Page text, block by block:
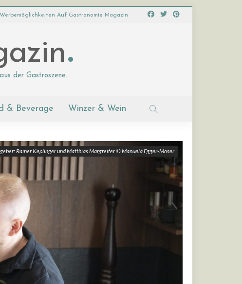
Werbemöglichkeiten Auf Gastronomie Magazin
der Gastroszene.
& Beverage Winzer & Wein
Rainer Keplinger und Matthias Margreiter © Manuela Egger-Moser